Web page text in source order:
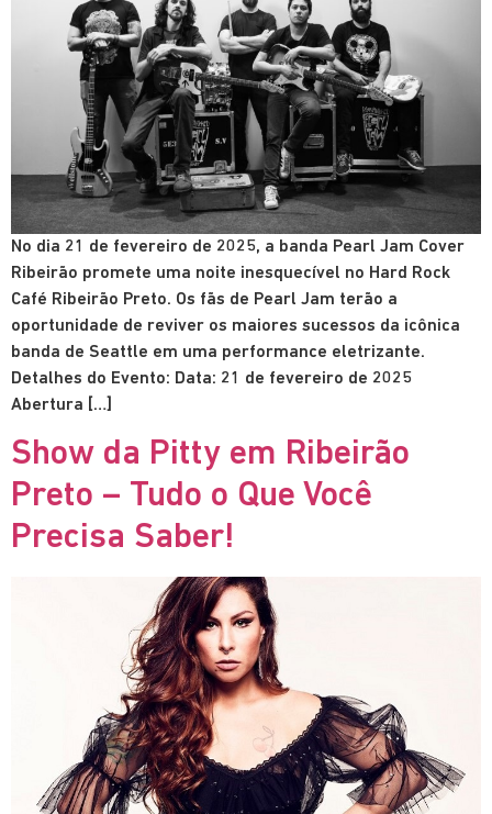
No dia 21 de fevereiro de 2025, a banda Pearl Jam Cover
Ribeirão promete uma noite inesquecível no Hard Rock
Café Ribeirão Preto. Os fãs de Pearl Jam terão a
oportunidade de reviver os maiores sucessos da icônica
banda de Seattle em uma performance eletrizante.
Detalhes do Evento: Data: 21 de fevereiro de 2025
Abertura […]
Show da Pitty em Ribeirão
Preto – Tudo o Que Você
Precisa Saber!